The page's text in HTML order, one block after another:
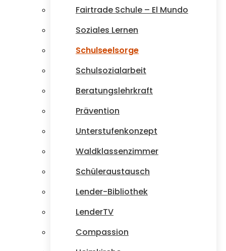
Fairtrade Schule – El Mundo
Soziales Lernen
Schulseelsorge
Schulsozialarbeit
Beratungslehrkraft
Prävention
Unterstufenkonzept
Waldklassenzimmer
Schüleraustausch
Lender-Bibliothek
LenderTV
Compassion